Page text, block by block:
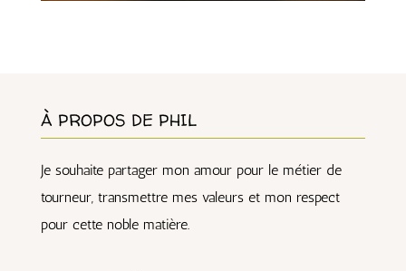
À PROPOS DE PHIL
Je souhaite partager mon amour pour le métier de
tourneur, transmettre mes valeurs et mon respect
pour cette noble matière.